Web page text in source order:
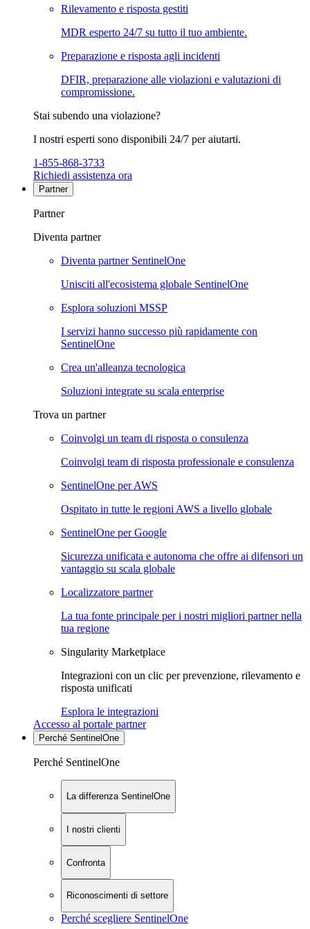
Rilevamento e risposta gestiti
MDR esperto 24/7 su tutto il tuo ambiente.
Preparazione e risposta agli incidenti
DFIR, preparazione alle violazioni e valutazioni di
compromissione.
Stai subendo una violazione?
I nostri esperti sono disponibili 24/7 per aiutarti.
1-855-868-3733
Richiedi assistenza ora
Partner
Partner
Diventa partner
Diventa partner SentinelOne
Unisciti all'ecosistema globale SentinelOne
Esplora soluzioni MSSP
I servizi hanno successo più rapidamente con
SentinelOne
Crea un'alleanza tecnologica
Soluzioni integrate su scala enterprise
Trova un partner
Coinvolgi un team di risposta o consulenza
Coinvolgi team di risposta professionale e consulenza
SentinelOne per AWS
Ospitato in tutte le regioni AWS a livello globale
SentinelOne per Google
Sicurezza unificata e autonoma che offre ai difensori un
vantaggio su scala globale
Localizzatore partner
La tua fonte principale per i nostri migliori partner nella
tua regione
Singularity Marketplace
Integrazioni con un clic per prevenzione, rilevamento e
risposta unificati
Esplora le integrazioni
Accesso al portale partner
Perché SentinelOne
Perché SentinelOne
La differenza SentinelOne
I nostri clienti
Confronta
Riconoscimenti di settore
Perché scegliere SentinelOne